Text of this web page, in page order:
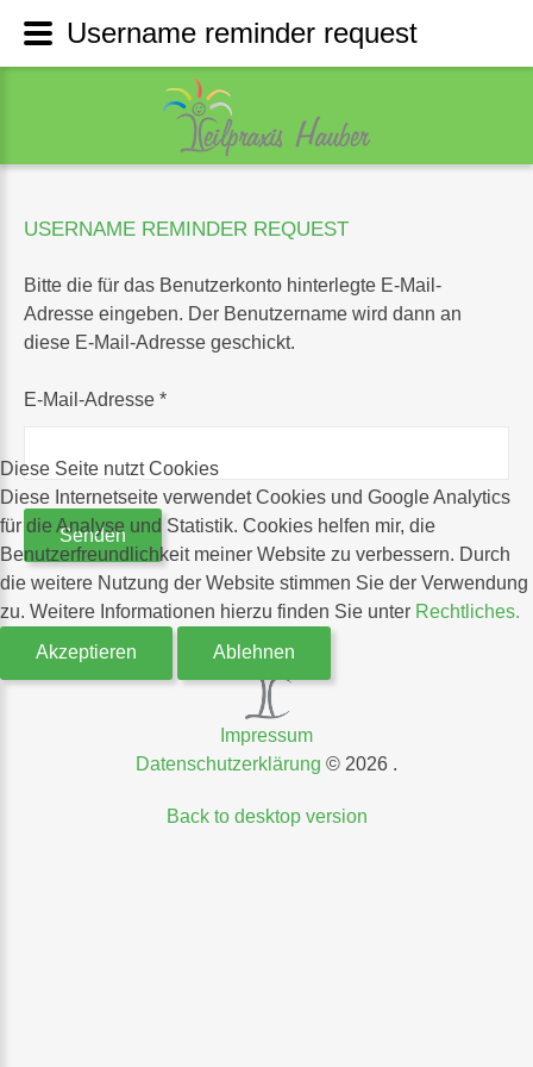
USERNAME REMINDER REQUEST
Bitte die für das Benutzerkonto hinterlegte E-Mail-
Adresse eingeben. Der Benutzername wird dann an
diese E-Mail-Adresse geschickt.
E-Mail-Adresse *
Senden
Impressum
Datenschutzerklärung © 2026
Back to desktop version
Diese Seite nutzt Cookies
Diese Internetseite verwendet Cookies und Google Analytics
für die Analyse und Statistik. Cookies helfen mir, die
Benutzerfreundlichkeit meiner Website zu verbessern. Durch
die weitere Nutzung der Website stimmen Sie der Verwendung
zu. Weitere Informationen hierzu finden Sie unter Rechtliches.
Akzeptieren Ablehnen
Username reminder request